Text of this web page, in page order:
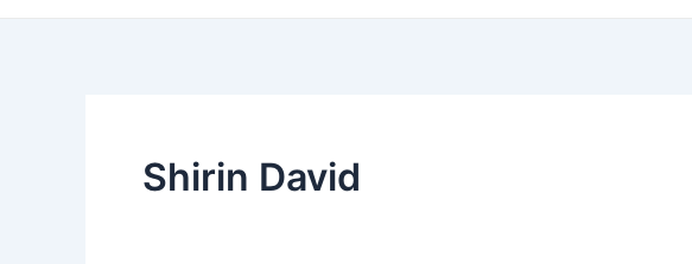
Shirin David